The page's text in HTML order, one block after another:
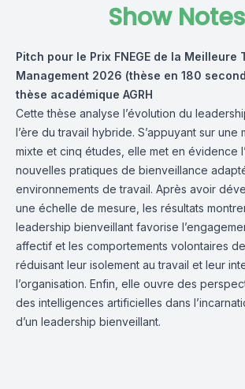
Show Notes
Pitch pour le Prix FNEGE de la Meilleure
Management 2026 (thèse en 180
thèse académique AGRH
Cette thèse analyse l’évolution du
l’ère du travail hybride. S’appuyant sur une
mixte et cinq études, elle met en évidence
nouvelles pratiques de bienveillance
environnements de travail. Après avoir
une échelle de mesure, les résultats
leadership bienveillant favorise
affectif et les comportements volontaires
réduisant leur isolement au travail et leur
l’organisation. Enfin, elle ouvre des
des intelligences artificielles dans
d’un leadership bienveillant.